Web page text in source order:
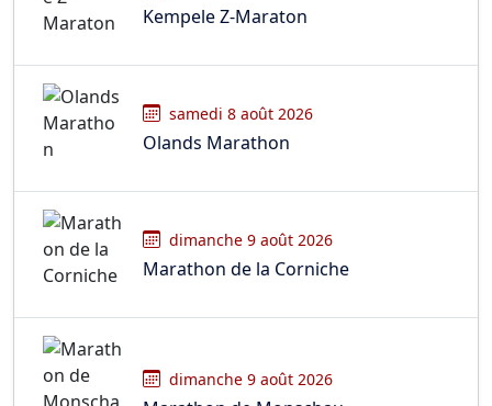
Kempele Z-Maraton
samedi 8 août 2026
Olands Marathon
dimanche 9 août 2026
Marathon de la Corniche
dimanche 9 août 2026